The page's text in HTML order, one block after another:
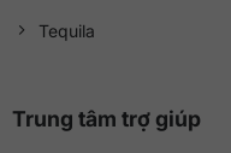
Tequila
Trung tâm trợ giúp